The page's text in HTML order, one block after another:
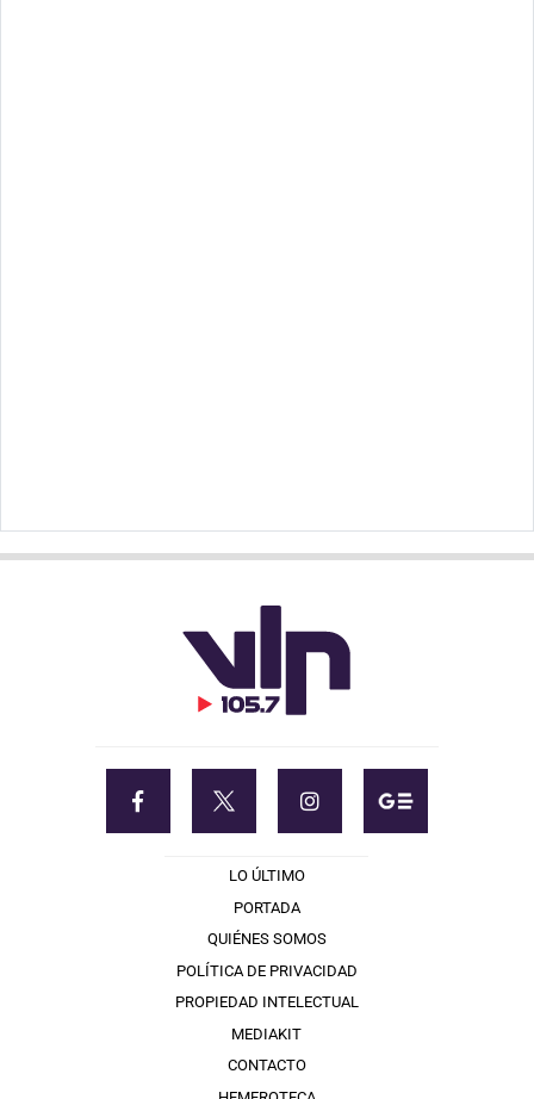
LO ÚLTIMO
PORTADA
QUIÉNES SOMOS
POLÍTICA DE PRIVACIDAD
PROPIEDAD INTELECTUAL
MEDIAKIT
CONTACTO